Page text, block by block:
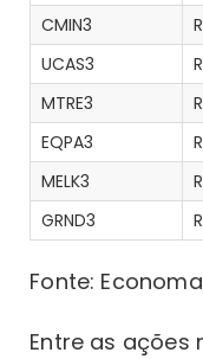
CMIN3
UCAS3
MTRE3
EQPA3
MELK3
GRND3
Fonte:
Entre as ações